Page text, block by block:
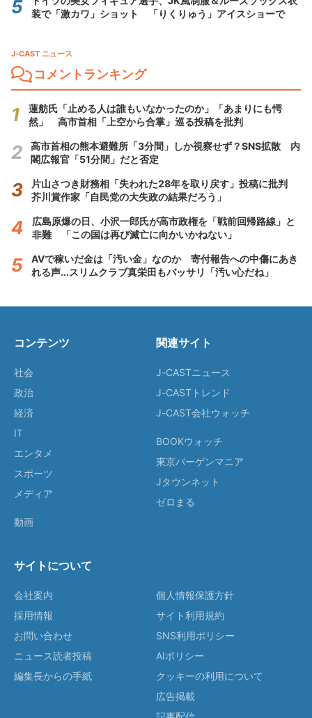
装で「激カワ」ショット 「りくりゅう」アイスショーで
J-CAST ニュース
コメントランキング
蓮舫氏「止める人は誰もいなかったのか」「あまりにも愕
然」 高市首相「上空から合掌」巡る投稿を批判
高市首相の熊本避難所「3分間」しか視察せず？SNS拡散 内
閣広報官「51分間」だと否定
片山さつき財務相「失われた28年を取り戻す」投稿に批判
芥川賞作家「自民党の大失政の結果だろう」
広島原爆の日、小沢一郎氏が高市政権を「戦前回帰路線」と
非難 「この国は再び滅亡に向かいかねない」
AVで稼いだ金は「汚い金」なのか 寄付報告への中傷にあき
れる声...スリムクラブ真栄田もバッサリ「汚い心だね」
コンテンツ
社会
政治
経済
IT
エンタメ
スポーツ
メディア
動画
関連サイト
J-CASTニュース
J-CASTトレンド
J-CAST会社ウォッチ
BOOKウォッチ
東京バーゲンマニア
Jタウンネット
ゼロまる
サイトについて
会社案内
採用情報
お問い合わせ
ニュース読者投稿
編集長からの手紙
個人情報保護方針
サイト利用規約
SNS利用ポリシー
AIポリシー
クッキーの利用について
広告掲載